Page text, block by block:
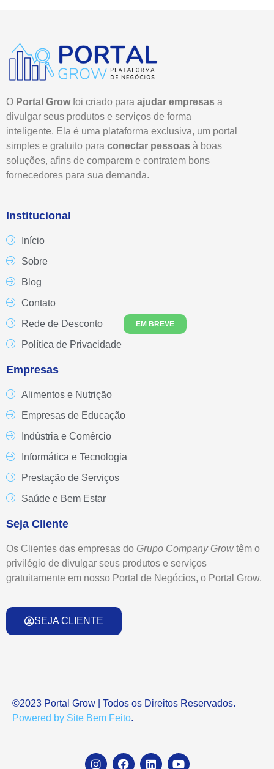
O Portal Growfoi criado para ajudar empresas a
divulgar seus produtos e serviços de forma
inteligente. Ela é uma plataforma exclusiva, um portal
simples e gratuito para conectar pessoas à boas
soluções, afins de comparem e contratem bons
fornecedores para sua demanda.
Institucional
EM BREVE
Início
Sobre
Blog
Contato
Rede de Desconto
Política de Privacidade
Empresas
Alimentos e Nutrição
Empresas de Educação
Indústria e Comércio
Informática e Tecnologia
Prestação de Serviços
Saúde e Bem Estar
Seja Cliente
Os Clientes das empresas do Grupo Company Growtêm o
privilégio de divulgar seus produtos e serviços
gratuitamente em nosso Portal de Negócios, o Portal Grow.
SEJA CLIENTE
©2023 Portal Grow | Todos os Direitos Reservados.
Powered by Site Bem Feito.